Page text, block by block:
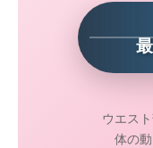
ウエス
体の